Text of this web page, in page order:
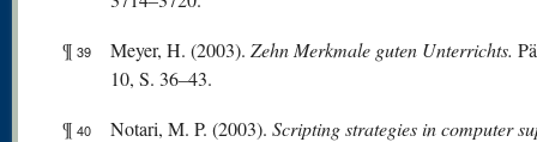
¶ 39 Meyer, H. (2003). Zehn Merkmale guten Unterrichts.
10, S. 36–43.
¶ 40 Notari, M. P. (2003). Scripting strategies in computer